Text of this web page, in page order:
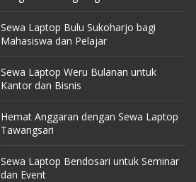
Sewa Laptop Bulu Sukoharjo bagi
Mahasiswa dan Pelajar
Sewa Laptop Weru Bulanan untuk
Kantor dan Bisnis
Hemat Anggaran dengan Sewa Laptop
Tawangsari
Sewa Laptop Bendosari untuk Seminar
dan Event